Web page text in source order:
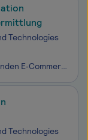
Technologies
Unser Mandant zählt zu den führenden E‑Commerce‑Unternehmen in Europa. Mit einem konsequent digitalen Geschäftsmodell, hoher logistischer Exzellenz und einer klaren Wachstumsstrategie setzt das Unternehmen Maßstäbe in einem dynamischen, international geprägten Marktumfeld. Zur aktiven Mitgestaltung
Technologies